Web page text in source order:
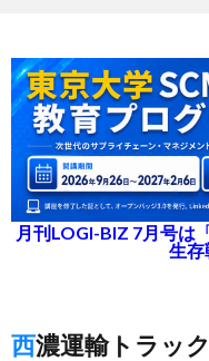
月刊LOGI-BIZ 7月号は
生存
西濃運輸トラックターミナルに隣接、国際